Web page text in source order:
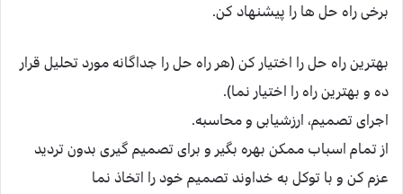
برخی راه حل ها را پیشنهاد کن.
بهترین راه حل را اختیار کن (هر راه حل را جداگانه مورد تحلیل قرار
ده و بهترین راه را اختیار نما).
اجرای تصمیم، ارزشیابی و محاسبه.
از تمام اسباب ممکن بهره بگیر و برای تصمیم گیری بدون تردید
عزم کن و با توکل به خداوند تصمیم خود را اتخاذ نما